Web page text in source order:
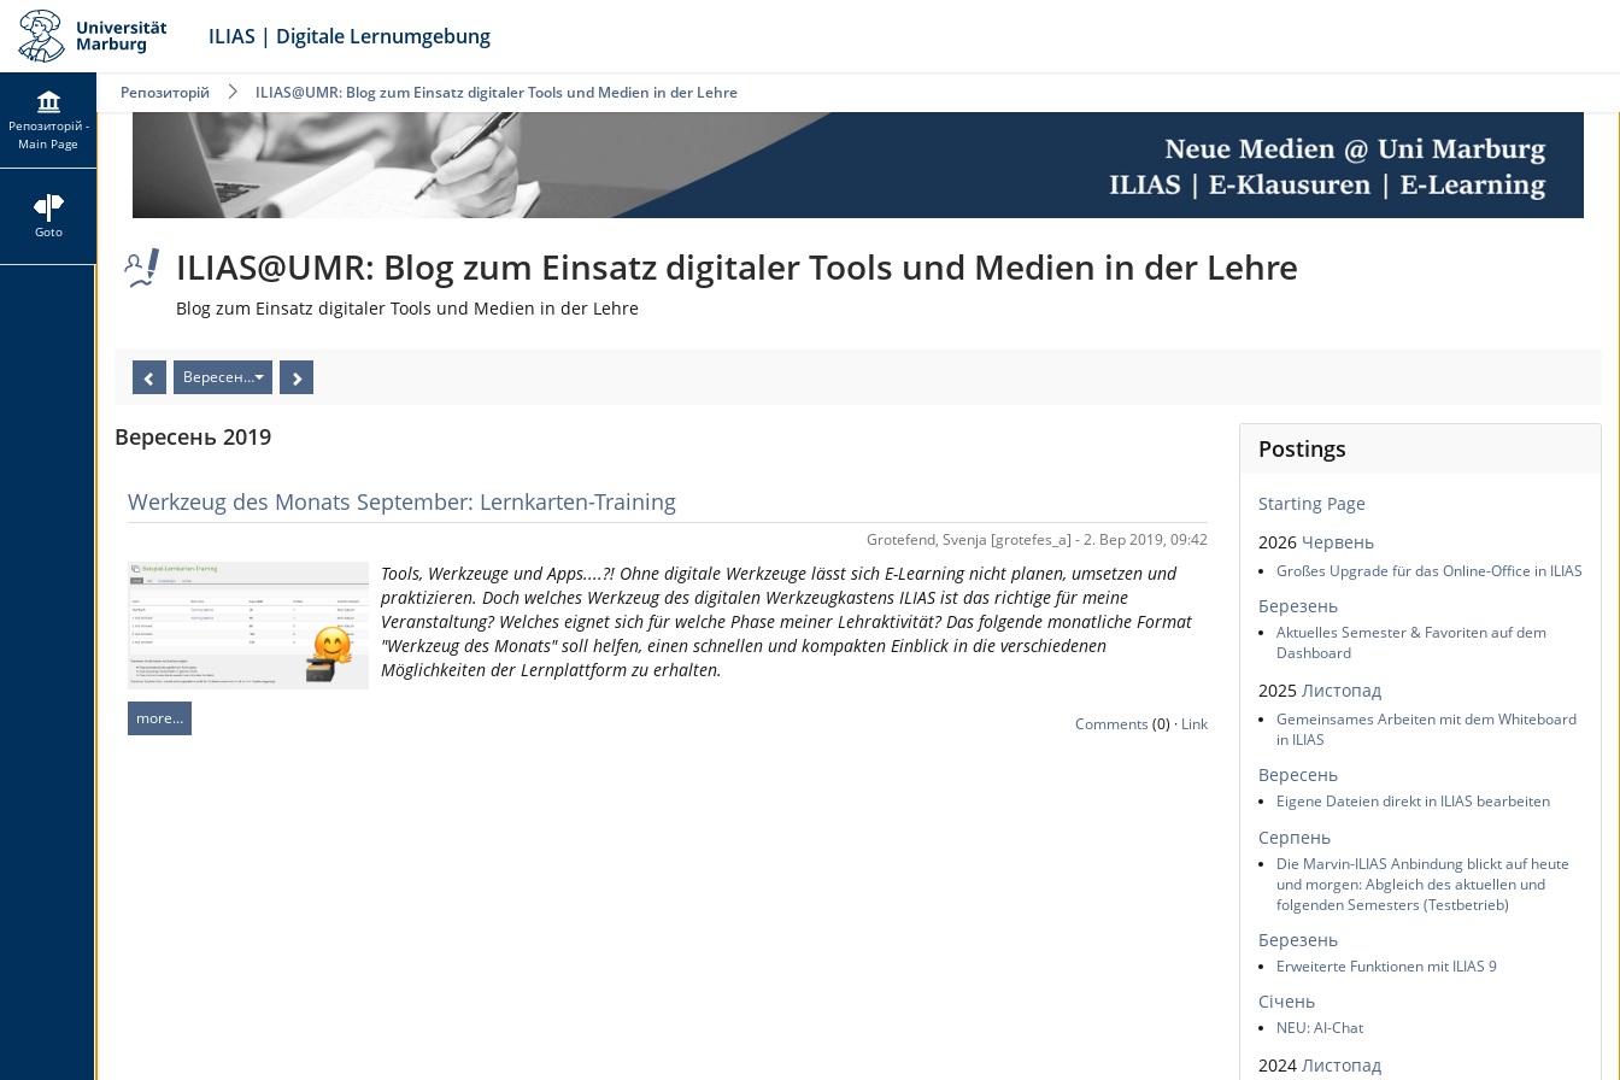
ILIAS | Digitale Lernumgebung
Репозиторій -
Main Page
Goto
Репозиторій ILIAS@UMR: Blog zum Einsatz digitaler Tools und Medien in der Lehre
ILIAS@UMR: Blog zum Einsatz digitaler Tools und Medien in der Lehre
Blog zum Einsatz digitaler Tools und Medien in der Lehre
Вересень 2019
Вересень 2019
Werkzeug des Monats September: Lernkarten-Training
Grotefend, Svenja [grotefes_a] - 2. Вер 2019, 09:42
Tools, Werkzeuge und Apps....?! Ohne digitale Werkzeuge lässt sich E-Learning nicht planen, umsetzen und
praktizieren. Doch welches Werkzeug des digitalen Werkzeugkastens ILIAS ist das richtige für meine
Veranstaltung? Welches eignet sich für welche Phase meiner Lehraktivität? Das folgende monatliche Format
"Werkzeug des Monats" soll helfen, einen schnellen und kompakten Einblick in die verschiedenen
Möglichkeiten der Lernplattform zu erhalten.
more… Comments (0) · Link
Postings
Starting Page
2026 Червень
Großes Upgrade für das Online-Office in ILIAS
Березень
Aktuelles Semester & Favoriten auf dem
Dashboard
2025 Листопад
Gemeinsames Arbeiten mit dem Whiteboard
in ILIAS
Вересень
Eigene Dateien direkt in ILIAS bearbeiten
Серпень
Die Marvin-ILIAS Anbindung blickt auf heute
und morgen: Abgleich des aktuellen und
folgenden Semesters (Testbetrieb)
Березень
Erweiterte Funktionen mit ILIAS 9
Січень
NEU: AI-Chat
2024 Листопад